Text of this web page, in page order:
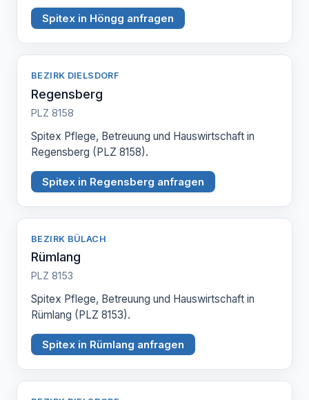
Spitex in Höngg anfragen
BEZIRK DIELSDORF
Regensberg
PLZ 8158
Spitex Pflege, Betreuung und Hauswirtschaft in
Regensberg (PLZ 8158).
Spitex in Regensberg anfragen
BEZIRK BÜLACH
Rümlang
PLZ 8153
Spitex Pflege, Betreuung und Hauswirtschaft in
Rümlang (PLZ 8153).
Spitex in Rümlang anfragen